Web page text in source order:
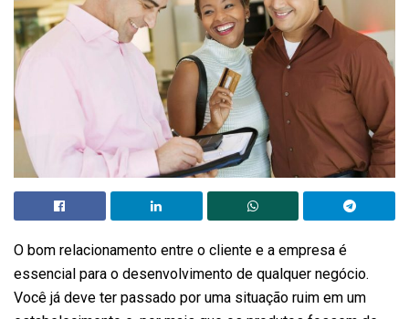
O bom relacionamento entre o cliente e a empresa é
essencial para o desenvolvimento de qualquer negócio.
Você já deve ter passado por uma situação ruim em um